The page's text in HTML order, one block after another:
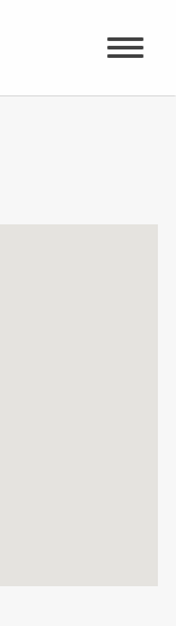
Toggle